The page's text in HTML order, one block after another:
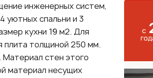
инженерных систем,
уютных спальни и 3
кухни 19 м2. Для
плита толщиной 250 мм.
стен этого
материал несущих